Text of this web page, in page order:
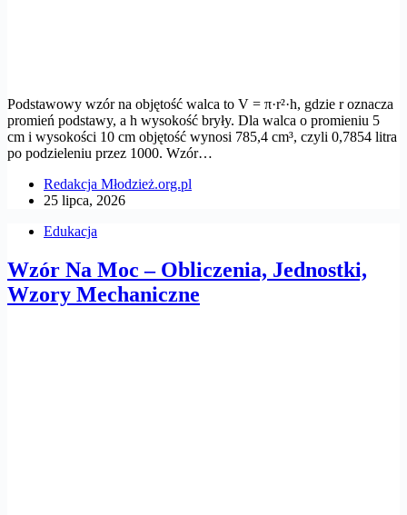
Podstawowy wzór na objętość walca to V = π·r²·h, gdzie r oznacza
promień podstawy, a h wysokość bryły. Dla walca o promieniu 5
cm i wysokości 10 cm objętość wynosi 785,4 cm³, czyli 0,7854 litra
po podzieleniu przez 1000. Wzór…
Redakcja Młodzież.org.pl
25 lipca, 2026
Edukacja
Wzór Na Moc – Obliczenia, Jednostki,
Wzory Mechaniczne